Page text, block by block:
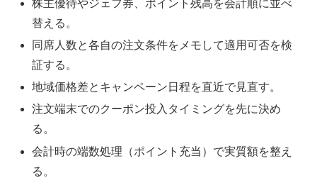
株主優待やジェフ券、ポイント残高を会計順に並べ
替える。
同席人数と各自の注文条件をメモして適用可否を検
証する。
地域価格差とキャンペーン日程を直近で見直す。
注文端末でのクーポン投入タイミングを先に決め
る。
会計時の端数処理（ポイント充当）で実質額を整え
る。